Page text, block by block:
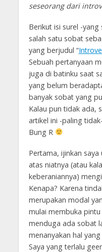
seseorang dari
Berikut isi surel -
salah satu sobat
yang berjudul “
Sebuah pertanyaan
juga di batinku saat
yang belum
banyak sobat yang
Kalau pun tidak ada,
artikel ini -paling
Bung R
Pertama, ijinkan
atas niatnya (atau
keberaniannya)
Kenapa? Karena
merupakan modal
mulai membuka pintu
menduga ada sobat
menanyakan hal
Saya yang terlalu